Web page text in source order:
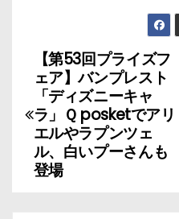
投
稿
ナ
ビ
【第53回プライズフ
ェア】バンプレスト
「ディズニーキャ
ラ」Ｑ posketでアリ
エルやラプンツェ
ル、白いプーさんも
登場